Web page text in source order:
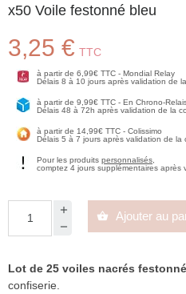
x50 Voile festonné bleu
3,25 € TTC
à partir de 6,99€ TTC - Mondial Relay
Délais 8 à 10 jours après validation de
à partir de 9,99€ TTC - En Chrono-
Délais 48 à 72h après validation de la
à partir de 14,99€ TTC - Colissimo
Délais 5 à 7 jours après validation de la
Pour les produits personnalisés
comptez 4 jours supplémentaires après
 Ajouter au
Lot de 25 voiles nacrés
confiserie.